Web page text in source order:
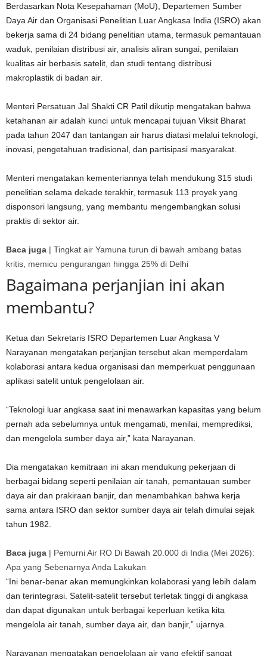
Berdasarkan Nota Kesepahaman (MoU), Departemen Sumber
Daya Air dan Organisasi Penelitian Luar Angkasa India (ISRO) akan
bekerja sama di 24 bidang penelitian utama, termasuk pemantauan
waduk, penilaian distribusi air, analisis aliran sungai, penilaian
kualitas air berbasis satelit, dan studi tentang distribusi
makroplastik di badan air.
Menteri Persatuan Jal Shakti CR Patil dikutip mengatakan bahwa
ketahanan air adalah kunci untuk mencapai tujuan Viksit Bharat
pada tahun 2047 dan tantangan air harus diatasi melalui teknologi,
inovasi, pengetahuan tradisional, dan partisipasi masyarakat.
Menteri mengatakan kementeriannya telah mendukung 315 studi
penelitian selama dekade terakhir, termasuk 113 proyek yang
disponsori langsung, yang membantu mengembangkan solusi
praktis di sektor air.
Baca juga | Tingkat air Yamuna turun di bawah ambang batas
kritis, memicu pengurangan hingga 25% di Delhi
Bagaimana perjanjian ini akan
membantu?
Ketua dan Sekretaris ISRO Departemen Luar Angkasa V
Narayanan mengatakan perjanjian tersebut akan memperdalam
kolaborasi antara kedua organisasi dan memperkuat penggunaan
aplikasi satelit untuk pengelolaan air.
“Teknologi luar angkasa saat ini menawarkan kapasitas yang belum
pernah ada sebelumnya untuk mengamati, menilai, memprediksi,
dan mengelola sumber daya air,” kata Narayanan.
Dia mengatakan kemitraan ini akan mendukung pekerjaan di
berbagai bidang seperti penilaian air tanah, pemantauan sumber
daya air dan prakiraan banjir, dan menambahkan bahwa kerja
sama antara ISRO dan sektor sumber daya air telah dimulai sejak
tahun 1982.
Baca juga | Pemurni Air RO Di Bawah 20.000 di India (Mei 2026):
Apa yang Sebenarnya Anda Lakukan
“Ini benar-benar akan memungkinkan kolaborasi yang lebih dalam
dan terintegrasi. Satelit-satelit tersebut terletak tinggi di angkasa
dan dapat digunakan untuk berbagai keperluan ketika kita
mengelola air tanah, sumber daya air, dan banjir,” ujarnya.
Narayanan mengatakan pengelolaan air yang efektif sangat